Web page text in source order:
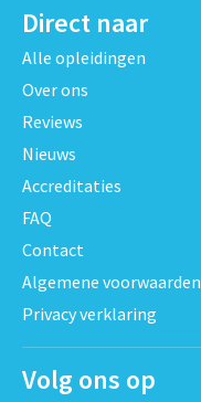
Direct naar
Alle opleidingen
Over ons
Reviews
Nieuws
Accreditaties
FAQ
Contact
Algemene voorwaarden
Privacy verklaring
Volg ons op